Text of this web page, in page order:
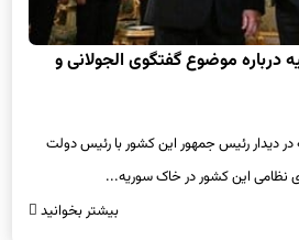
درباره موضوع گفتگوی الجولانی و
در دیدار رئیس جمهور این کشور با رئیس دولت
نظامی این کشور در خاک سوریه...
بیشتر بخوانید